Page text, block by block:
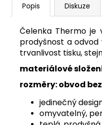
Popis Diskuze
Čelenka Thermo je
prodyšnost a
trvanlivost tisku,
materiálové
rozměry: obvod
jedinečný
omyvatelný,